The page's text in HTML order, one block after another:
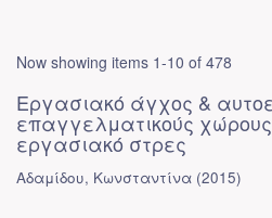
Now showing items 1-10 of 478
Εργασιακό άγχος &
επαγγελματικούς
εργασιακό στρες
Αδαμίδου, Κωνσταντίνα (2015)